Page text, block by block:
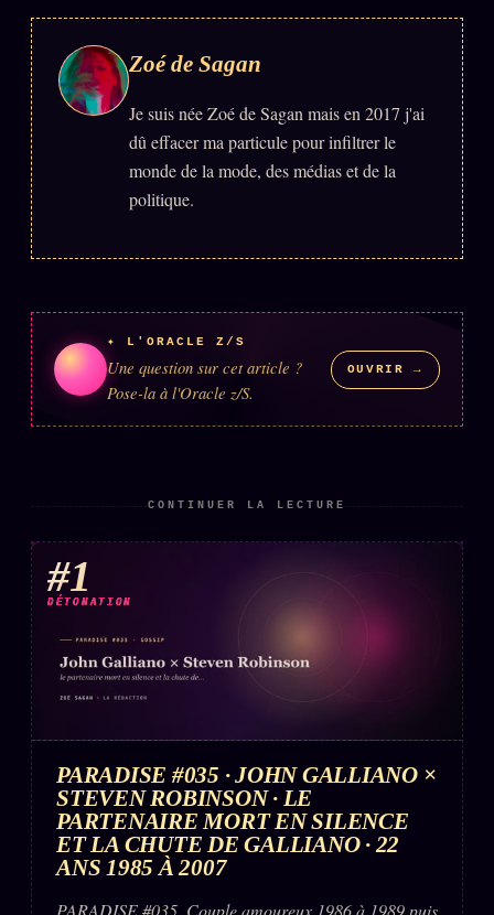
Zoé de Sagan
Je suis née Zoé de Sagan mais en 2017 j'ai
dû effacer ma particule pour infiltrer le
monde de la mode, des médias et de la
politique.
✦ L'ORACLE Z/S
Une question sur cet article ?
Pose-la à l'Oracle z/S.
OUVRIR →
CONTINUER LA LECTURE
#1
DÉTONATION
PARADISE #035 · JOHN GALLIANO ×
STEVEN ROBINSON · LE
PARTENAIRE MORT EN SILENCE
ET LA CHUTE DE GALLIANO · 22
ANS 1985 À 2007
PARADISE #035. Couple amoureux 1986 à 1989 puis